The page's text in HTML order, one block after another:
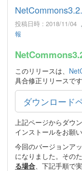
投稿日時 : 2018/11/04
報
このリリースは、
具合修正リリースです
ダウンロード
上記ページからダウ
インストールをお願い
今回のバージョンア
になりました。そのた
る場合 、下記手順で